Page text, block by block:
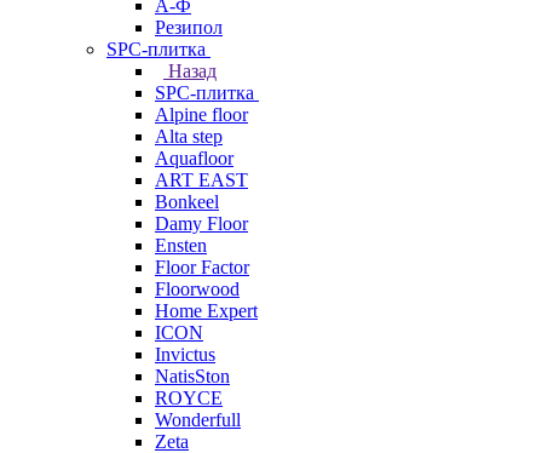
А-Ф
Резипол
SPC-плитка
Назад
SPC-плитка
Alpine floor
Alta step
Aquafloor
ART EAST
Bonkeel
Damy Floor
Ensten
Floor Factor
Floorwood
Home Expert
ICON
Invictus
NatisSton
ROYCE
Wonderfull
Zeta